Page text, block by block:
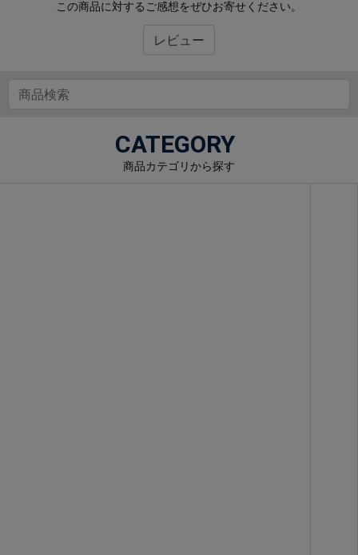
この商品に対するご感想をぜひお寄せください。
レビュー
CATEGORY
商品カテゴリから探す